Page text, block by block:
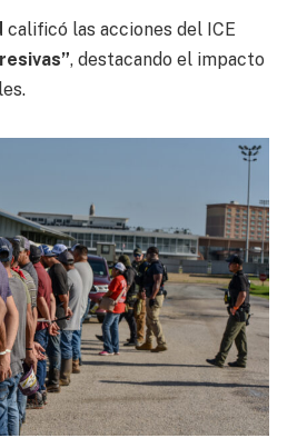
calificó las acciones del ICE
, destacando el impacto